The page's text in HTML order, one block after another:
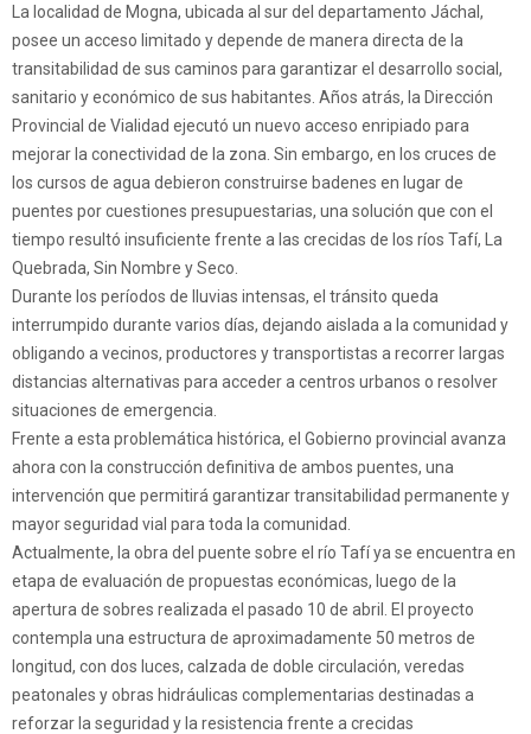
La localidad de Mogna, ubicada al sur del departamento Jáchal,
posee un acceso limitado y depende de manera directa de la
transitabilidad de sus caminos para garantizar el desarrollo social,
sanitario y económico de sus habitantes. Años atrás, la Dirección
Provincial de Vialidad ejecutó un nuevo acceso enripiado para
mejorar la conectividad de la zona. Sin embargo, en los cruces de
los cursos de agua debieron construirse badenes en lugar de
puentes por cuestiones presupuestarias, una solución que con el
tiempo resultó insuficiente frente a las crecidas de los ríos Tafí, La
Quebrada, Sin Nombre y Seco.
Durante los períodos de lluvias intensas, el tránsito queda
interrumpido durante varios días, dejando aislada a la comunidad y
obligando a vecinos, productores y transportistas a recorrer largas
distancias alternativas para acceder a centros urbanos o resolver
situaciones de emergencia.
Frente a esta problemática histórica, el Gobierno provincial avanza
ahora con la construcción definitiva de ambos puentes, una
intervención que permitirá garantizar transitabilidad permanente y
mayor seguridad vial para toda la comunidad.
Actualmente, la obra del puente sobre el río Tafí ya se encuentra en
etapa de evaluación de propuestas económicas, luego de la
apertura de sobres realizada el pasado 10 de abril. El proyecto
contempla una estructura de aproximadamente 50 metros de
longitud, con dos luces, calzada de doble circulación, veredas
peatonales y obras hidráulicas complementarias destinadas a
reforzar la seguridad y la resistencia frente a crecidas